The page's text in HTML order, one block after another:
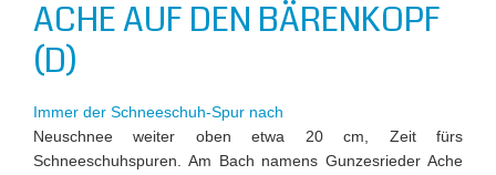
ACHE AUF DEN BÄRENKOPF
(D)
Immer der Schneeschuh-Spur nach
Neuschnee weiter oben etwa 20 cm, Zeit fürs
Schneeschuhspuren. Am Bach namens Gunzesrieder Ache